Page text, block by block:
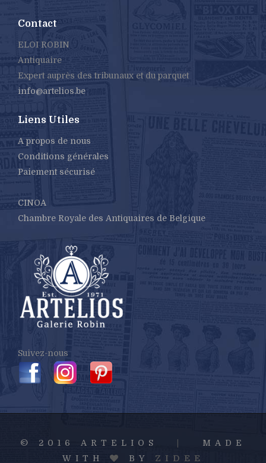
Contact
ELOI ROBIN
Antiquaire
Expert auprès des tribunaux et du parquet
info@artelios.be
Liens Utiles
A propos de nous
Conditions générales
Paiement sécurisé
CINOA
Chambre Royale des Antiquaires de Belgique
Suivez-nous
© 2016 ARTELIOS |
MADE
WITH
BY ZIDEE